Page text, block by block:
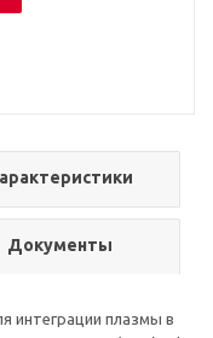
Документы
интеграции плазмы в